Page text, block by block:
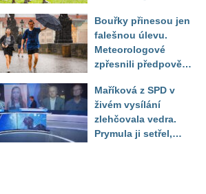
do září
Bouřky přinesou jen
falešnou úlevu.
Meteorologové
zpřesnili předpověď
horkého počasí
Maříková z SPD v
živém vysílání
zlehčovala vedra.
Prymula ji setřel,